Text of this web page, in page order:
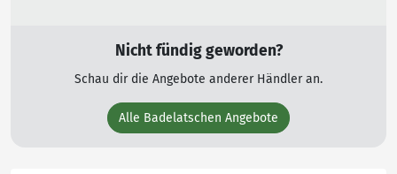
Nicht fündig geworden?
Schau dir die Angebote anderer Händler an.
Alle Badelatschen Angebote